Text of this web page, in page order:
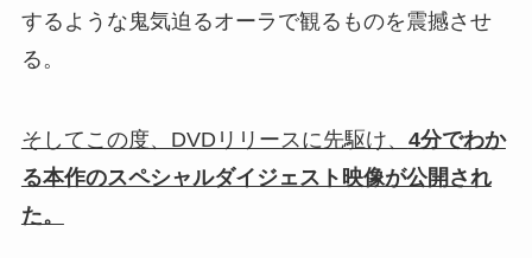
するような⿁気迫るオーラで観るものを震撼させ
る。
そしてこの度、DVDリリースに先駆け、 4分でわか
る本作のスペシャルダイジェスト映像が公開され
た。